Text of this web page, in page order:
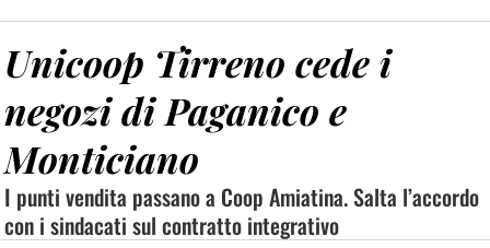
Unicoop Tirreno cede i
negozi di Paganico e
Monticiano
I punti vendita passano a Coop Amiatina. Salta l’accordo
con i sindacati sul contratto integrativo